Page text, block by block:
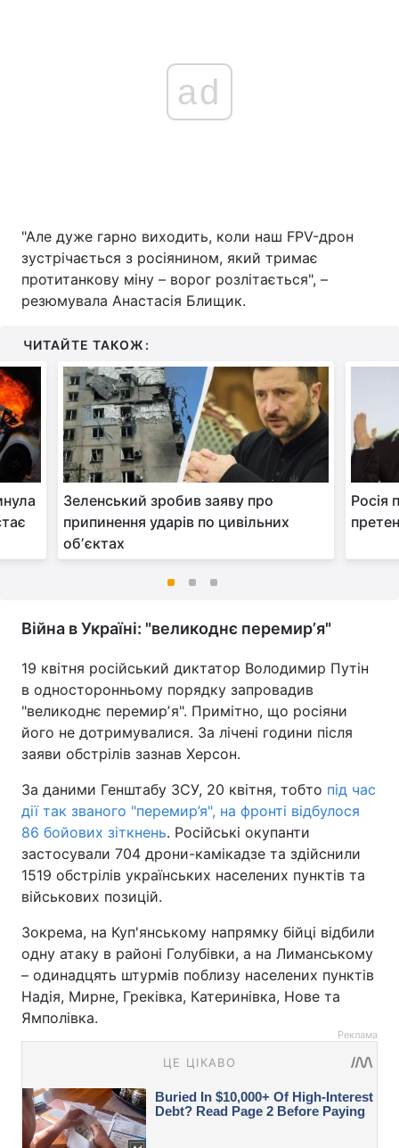
ad
"Але дуже гарно виходить, коли наш FPV-дрон
зустрічається з росіянином, який тримає
протитанкову міну – ворог розлітається", –
резюмувала Анастасія Блищик.
ЧИТАЙТЕ ТАКОЖ:
Зеленський зробив заяву про
припинення ударів по цивільних
обʼєктах
Росія
Війна в Україні: "великоднє перемирʼя"
19 квітня російський диктатор Володимир Путін
в односторонньому порядку запровадив
"великоднє перемирʼя". Примітно, що росіяни
його не дотримувалися. За лічені години після
заяви обстрілів зазнав Херсон.
За даними Генштабу ЗСУ, 20 квітня, тобто під час
дії так званого "перемир’я", на фронті відбулося
86 бойових зіткнень. Російські окупанти
застосували 704 дрони-камікадзе та здійснили
1519 обстрілів українських населених пунктів та
військових позицій.
Зокрема, на Куп'янському напрямку бійці відбили
одну атаку в районі Голубівки, а на Лиманському
– одинадцять штурмів поблизу населених пунктів
Надія, Мирне, Греківка, Катеринівка, Нове та
Ямполівка.
Реклама